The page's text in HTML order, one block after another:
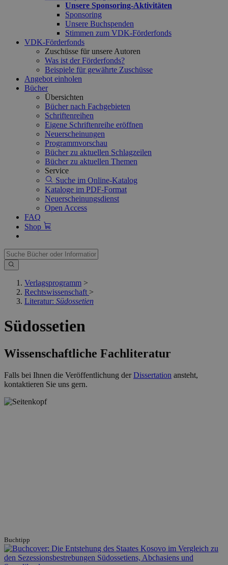
Unsere Sponsoring-Aktivitäten
Sponsoring
Unsere Buchspenden
Stimmen zum VDK-Förderfonds
VDK-Förderfonds
Zuschüsse für unsere Autoren
Was ist der Förderfonds?
Beispiele für gewährte Zuschüsse
Angebot einholen
Bücher
Übersichten
Bücher nach Fachgebieten
Schriftenreihen
Eigene Schriftenreihe eröffnen
Neuerscheinungen
Programmvorschau
Bücher zu aktuellen Schlagzeilen
Bücher zu aktuellen Themen
Service
Suche im Online-Katalog
Kataloge im PDF-Format
Neuerscheinungsdienst
Open Access
FAQ
Shop
Verlagsprogramm >
Rechtswissenschaft >
Literatur: Südossetien
Südossetien
Wissenschaftliche Fachliteratur
Falls bei Ihnen die Veröffentlichung derDissertation ansteht,
kontaktieren Sie uns gern.
Buchtipp